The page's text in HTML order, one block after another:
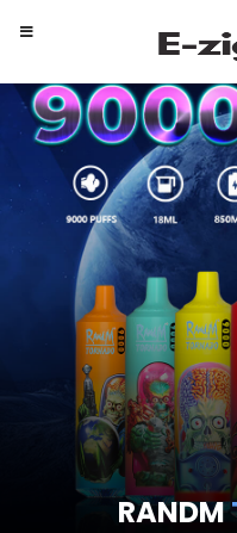
RANDM